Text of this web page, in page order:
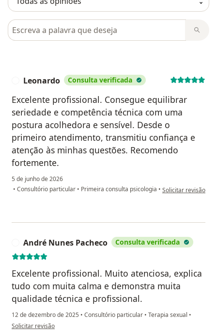
Pesquisar em opiniões
Leonardo Consulta verificada
Excelente profissional. Consegue equilibrar
seriedade e competência técnica com uma
postura acolhedora e sensível. Desde o
primeiro atendimento, transmitiu confiança e
atenção às minhas questões. Recomendo
fortemente.
5 de junho de 2026
• Consultório particular • Primeira consulta psicologia • na opinião do
Solicitar revisão
André Nunes Pacheco Consulta verificada
Excelente profissional. Muito atenciosa, explica
tudo com muita calma e demonstra muita
qualidade técnica e profissional.
12 de dezembro de 2025 • Consultório particular • Terapia sexual •
na opinião do utilizador André Nunes Pacheco
Solicitar revisão